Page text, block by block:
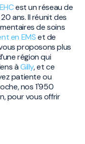
EHCest un réseau de
ans. Il réunit des
de soins
en EMSet de
proposons plus
région qui
àGilly, et ce
patiente ou
nos 1'950
pour vous offrir